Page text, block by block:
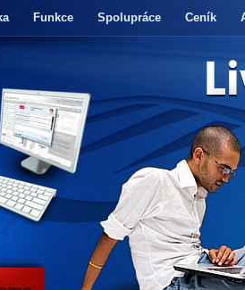
Funkce Spolupráce Ceník